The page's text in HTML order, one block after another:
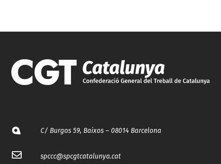
C/ Burgos 59, Baixos – 08014 Barcelona
spccc@spcgtcatalunya.cat